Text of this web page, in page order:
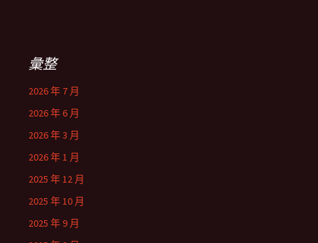
彙整
2026 年 7 月
2026 年 6 月
2026 年 3 月
2026 年 1 月
2025 年 12 月
2025 年 10 月
2025 年 9 月